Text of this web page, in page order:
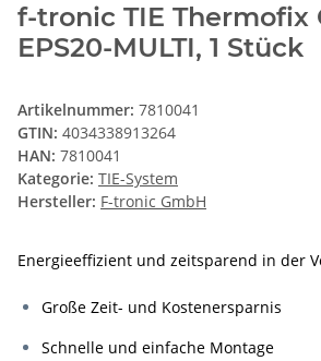
f-tronic TIE Thermofix
EPS20-MULTI, 1 Stück
Artikelnummer: 7810041
GTIN: 4034338913264
HAN: 7810041
Kategorie: TIE-System
Hersteller: F-tronic GmbH
Energieeffizient und zeitsparend in der
Große Zeit- und Kostenersparnis
Schnelle und einfache Montage